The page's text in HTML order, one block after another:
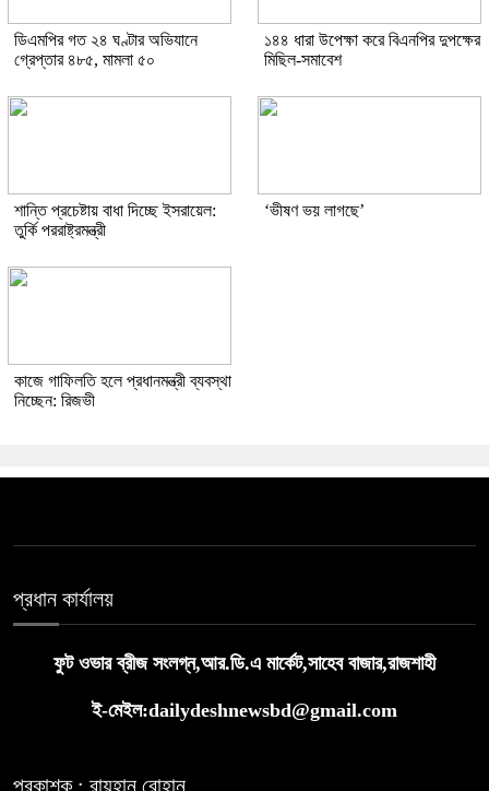
ডিএমপির গত ২৪ ঘণ্টার অভিযানে
গ্রেপ্তার ৪৮৫, মামলা ৫০
১৪৪ ধারা উপেক্ষা করে বিএনপির দুপক্ষের
মিছিল-সমাবেশ
শান্তি প্রচেষ্টায় বাধা দিচ্ছে ইসরায়েল:
তুর্কি পররাষ্ট্রমন্ত্রী
‘ভীষণ ভয় লাগছে’
কাজে গাফিলতি হলে প্রধানমন্ত্রী ব্যবস্থা
নিচ্ছেন: রিজভী
প্রধান কার্যালয়
ফুট ওভার ব্রীজ সংলগ্ন,আর.ডি.এ মার্কেট,সাহেব বাজার,রাজশাহী
ই-মেইল:dailydeshnewsbd@gmail.com
প্রকাশক : রায়হান রোহান